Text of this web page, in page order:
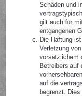
Schäden und
gilt auch für
entgangenen
Die Haftung
Verletzung
vorsätzlichem
Betreibers auf
auf die
begrenzt. Dies